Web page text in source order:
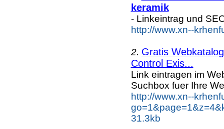
keramik
- Linkeintrag und
http://www.xn--
2. Gratis
Control Exis...
Link eintragen im
Suchbox fuer Ihre
http://www.xn--
31.3kb